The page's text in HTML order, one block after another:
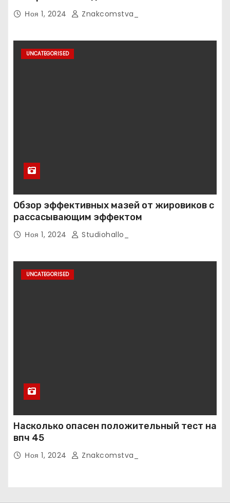
Ноя 1, 2024 Znakcomstva_
UNCATEGORISED
Обзор эффективных мазей от жировиков с
рассасывающим эффектом
Ноя 1, 2024 Studiohallo_
UNCATEGORISED
Насколько опасен положительный тест на
впч 45
Ноя 1, 2024 Znakcomstva_